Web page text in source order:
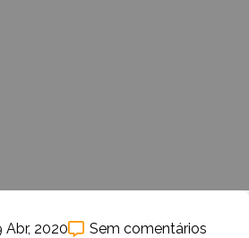
Abr, 2020
Sem comentários